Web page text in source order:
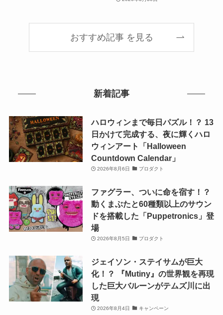
おすすめ記事 を見る
新着記事
ハロウィンまで毎日パズル！？ 13
日かけて完成する、夜に輝くハロ
ウィンアート「Halloween
Countdown Calendar」
2026年8月6日 プロダクト
ファグラー、ついに命を宿す！？
動くまぶたと60種類以上のサウン
ドを搭載した「Puppetronics」登
場
2026年8月5日 プロダクト
ジェイソン・ステイサムが巨大
化！？ 『Mutiny』の世界観を再現
した巨大バルーンがテムズ川に出
現
2026年8月4日 キャンペーン